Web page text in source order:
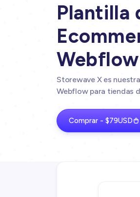
Plantilla
Webflow
Storewave X es
Webflow para tiendas
Comprar - $79USD